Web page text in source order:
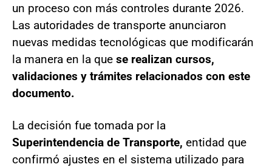
un proceso con más controles durante 2026.
Las autoridades de transporte anunciaron
nuevas medidas tecnológicas que modificarán
la manera en la que se realizan cursos,
validaciones y trámites relacionados con este
documento.
La decisión fue tomada por la
Superintendencia de Transporte, entidad que
confirmó ajustes en el sistema utilizado para